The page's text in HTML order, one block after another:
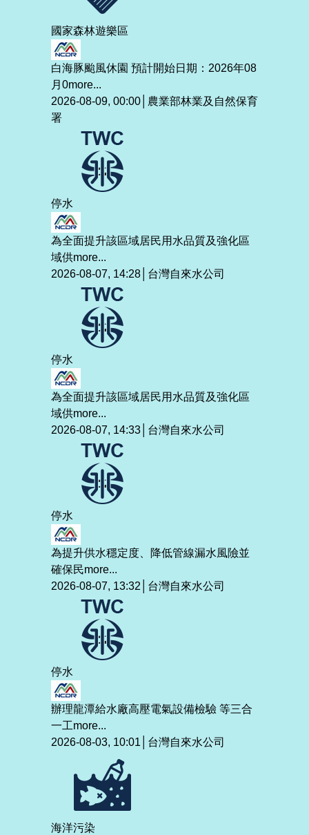
國家森林遊樂區
白海豚颱風休園 預計開始日期：2026年08
月0more...
2026-08-09, 00:00│農業部林業及自然保育
署
停水
為全面提升該區域居民用水品質及強化區
域供more...
2026-08-07, 14:28│台灣自來水公司
停水
為全面提升該區域居民用水品質及強化區
域供more...
2026-08-07, 14:33│台灣自來水公司
停水
為提升供水穩定度、降低管線漏水風險並
確保民more...
2026-08-07, 13:32│台灣自來水公司
停水
辦理龍潭給水廠高壓電氣設備檢驗 等三合
一工more...
2026-08-03, 10:01│台灣自來水公司
海洋污染